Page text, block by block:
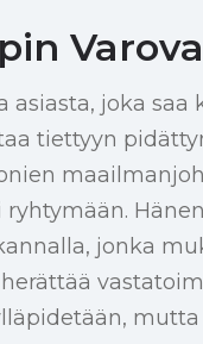
asiasta, joka
tiettyyn
ryhtymään.
jonka